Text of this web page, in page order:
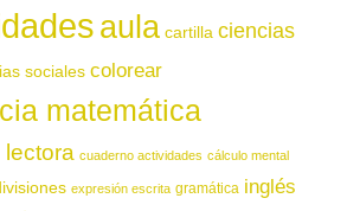
aula cartilla ciencias
sociales colorear
matemática
cuaderno actividades cálculo mental
expresión escrita gramática inglés